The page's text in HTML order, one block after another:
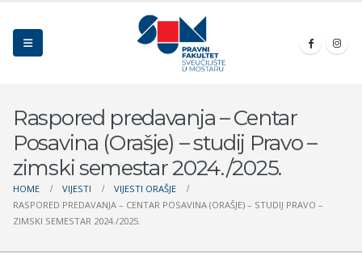
Raspored predavanja – Centar
Posavina (Orašje) – studij Pravo –
zimski semestar 2024./2025.
HOME VIJESTI
VIJESTI ORAŠJE
RASPORED PREDAVANJA – CENTAR POSAVINA (ORAŠJE) – STUDIJ PRAVO –
ZIMSKI SEMESTAR 2024./2025.